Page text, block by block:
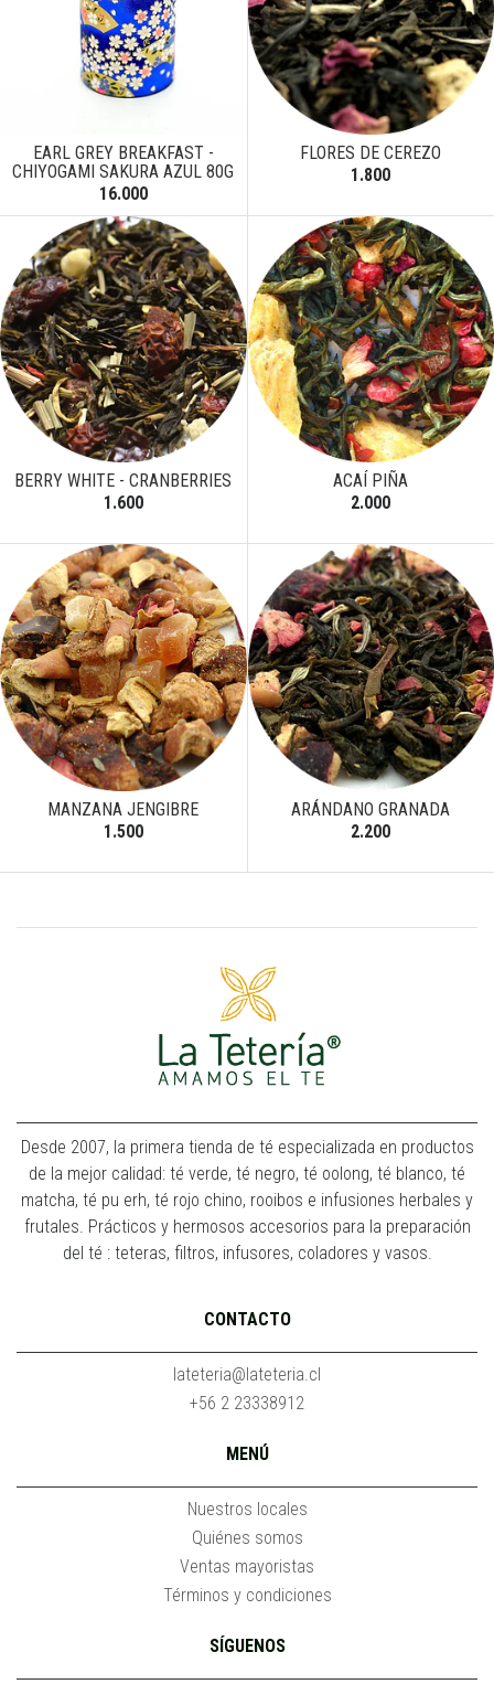
EARL GREY BREAKFAST -
CHIYOGAMI SAKURA AZUL 80G
16.000
FLORES DE CEREZO
1.800
BERRY WHITE - CRANBERRIES
1.600
ACAÍ PIÑA
2.000
MANZANA JENGIBRE
1.500
ARÁNDANO GRANADA
2.200
Desde 2007, la primera tienda de té especializada en productos
de la mejor calidad: té verde, té negro, té oolong, té blanco, té
matcha, té pu erh, té rojo chino, rooibos e infusiones herbales y
frutales. Prácticos y hermosos accesorios para la preparación
del té : teteras, filtros, infusores, coladores y vasos.
CONTACTO
lateteria@lateteria.cl
+56 2 23338912
MENÚ
Nuestros locales
Quiénes somos
Ventas mayoristas
Términos y condiciones
SÍGUENOS